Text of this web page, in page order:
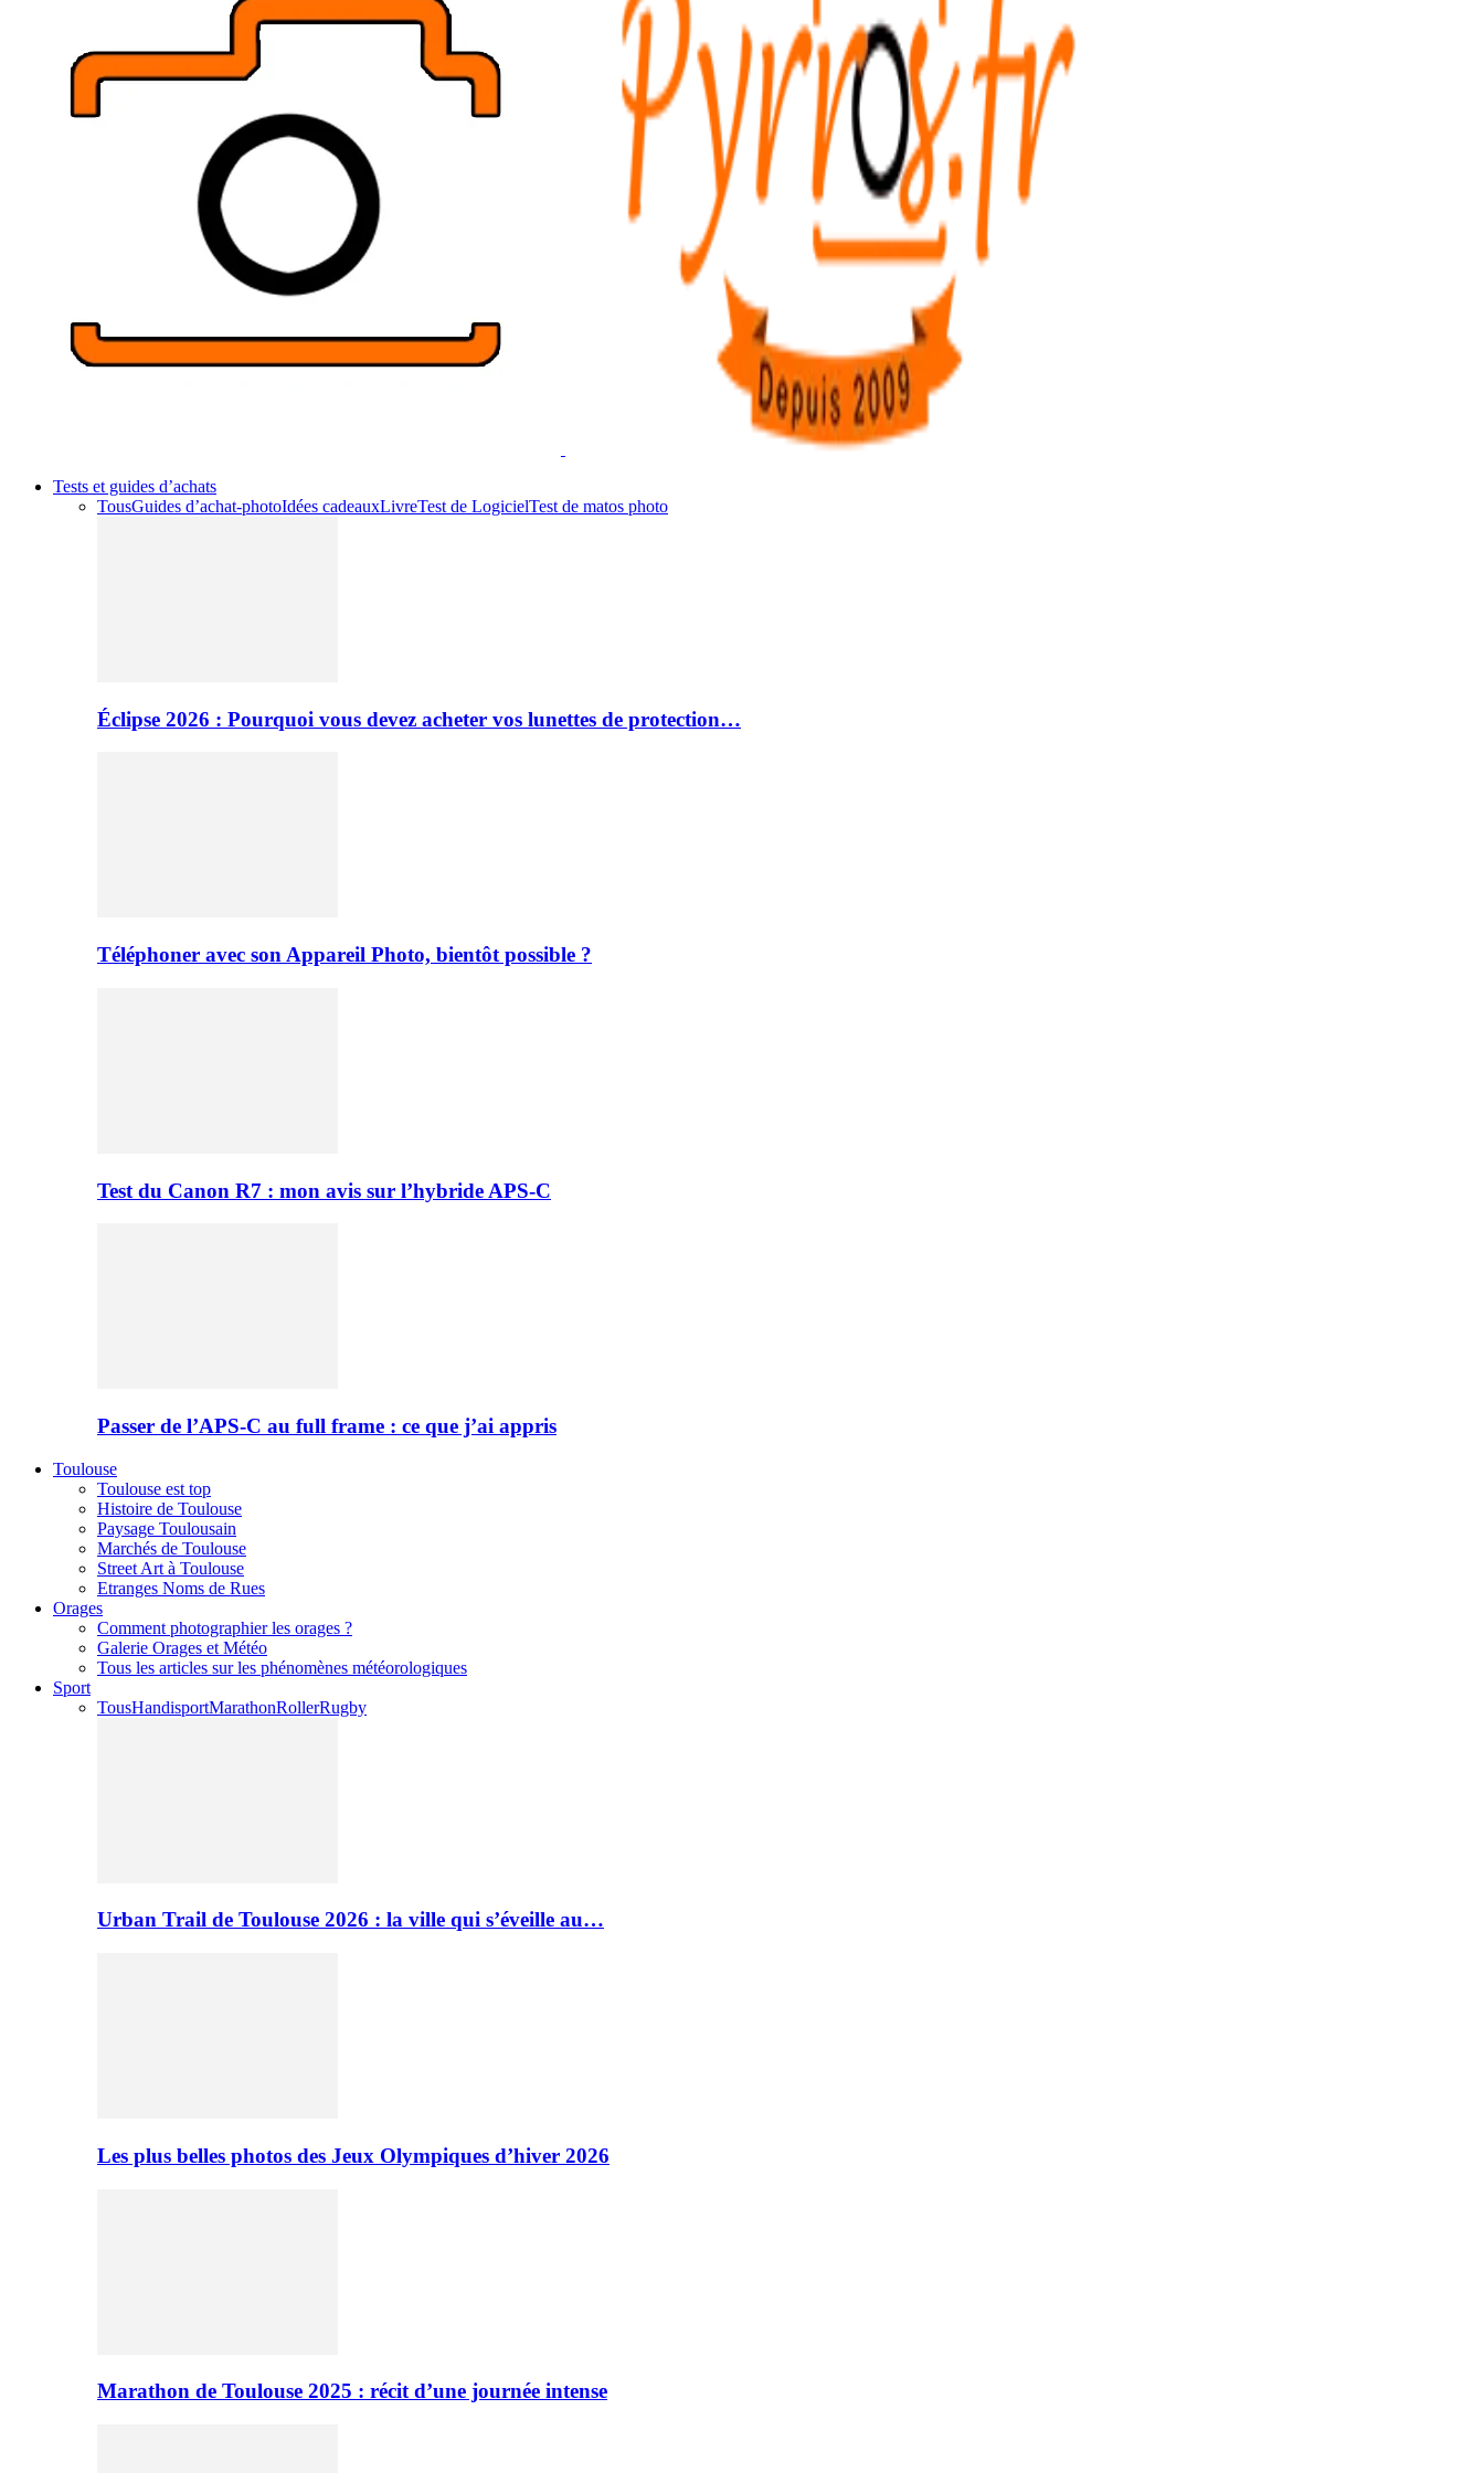
Tests et guides d’achats
TousGuides d’achat-photoIdées cadeauxLivreTest de LogicielTest de matos photo
Éclipse 2026 : Pourquoi vous devez acheter vos lunettes de protection…
Téléphoner avec son Appareil Photo, bientôt possible ?
Test du Canon R7 : mon avis sur l’hybride APS-C
Passer de l’APS-C au full frame : ce que j’ai appris
Toulouse
Toulouse est top
Histoire de Toulouse
Paysage Toulousain
Marchés de Toulouse
Street Art à Toulouse
Etranges Noms de Rues
Orages
Comment photographier les orages ?
Galerie Orages et Météo
Tous les articles sur les phénomènes météorologiques
Sport
TousHandisportMarathonRollerRugby
Urban Trail de Toulouse 2026 : la ville qui s’éveille au…
Les plus belles photos des Jeux Olympiques d’hiver 2026
Marathon de Toulouse 2025 : récit d’une journée intense